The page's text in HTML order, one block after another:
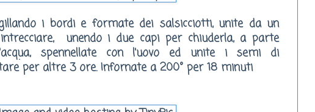
i bordi e formate dei salsicciotti, unite da un
unendo i due capi per chiuderla, a parte
spennellate con l'uovo ed unite i semi di
per altre 3 ore. Infornate a 200° per 18 minuti